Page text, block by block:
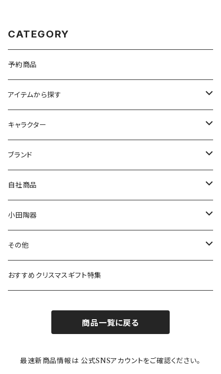
CATEGORY
予約商品
アイテムから探す
九谷焼
マグ＆カップ
プレート
ボウル
ガラスウェア
カトラリー
キャラクター
ムーミン
80th記念アイテム
リトルミイの日記念アイテム
MOOMIN ANIMATION
スヌーピー
ピーターラビット
ポケットモンスター
mofusand（モフサンド）
mofsand×日比谷花壇
ブランド
LA AMYS(エミーズ)
LISA LARSON(リサラーソン)
LAURA ASHLEY(ローラ アシュレイ)
Finlayson(フィンレイソン)
HANAE MORI(ハナエモリ)
自社商品
ねこ企画
Cecera(セセラ)
CELEC(セレック)
隅切り重箱
小田陶器
さざなみ
吉祥
メイメイウェア
SoSo(ソソ）
その他
リサイクル食器
おすすめクリスマスギフト特集
商品一覧に戻る
最速新商品情報は 公式SNSアカウントをご確認ください。